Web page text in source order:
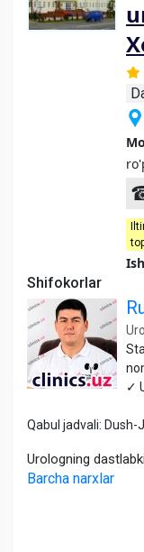
Shifokorlar
✓
Qabul jadvali:
Urologning
Barcha narxlar